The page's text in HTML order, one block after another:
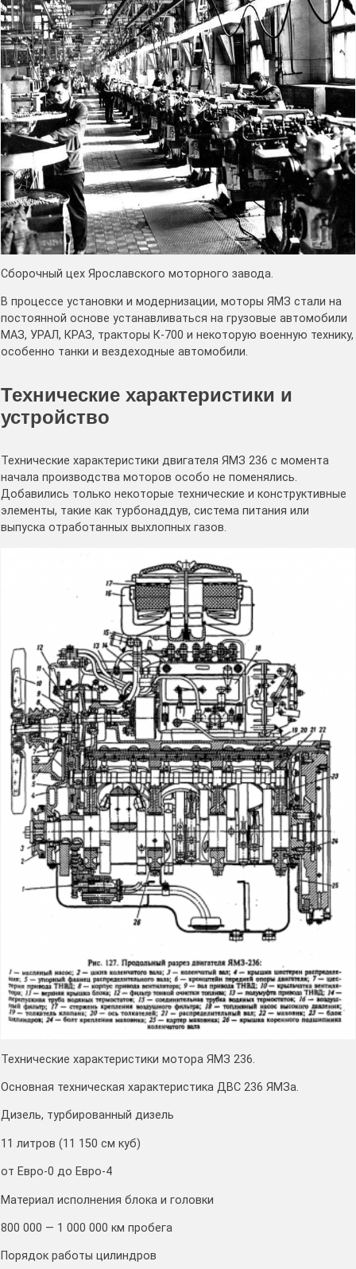
Сборочный цех Ярославского моторного завода.
В процессе установки и модернизации, моторы ЯМЗ стали на
постоянной основе устанавливаться на грузовые автомобили
МАЗ, УРАЛ, КРАЗ, тракторы К-700 и некоторую военную технику,
особенно танки и вездеходные автомобили.
Технические характеристики и
устройство
Технические характеристики двигателя ЯМЗ 236 с момента
начала производства моторов особо не поменялись.
Добавились только некоторые технические и конструктивные
элементы, такие как турбонаддув, система питания или
выпуска отработанных выхлопных газов.
Технические характеристики мотора ЯМЗ 236.
Основная техническая характеристика ДВС 236 ЯМЗа.
Дизель, турбированный дизель
11 литров (11 150 см куб)
от Евро-0 до Евро-4
Материал исполнения блока и головки
800 000 — 1 000 000 км пробега
Порядок работы цилиндров